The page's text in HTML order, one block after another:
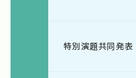
特別演題共同発表